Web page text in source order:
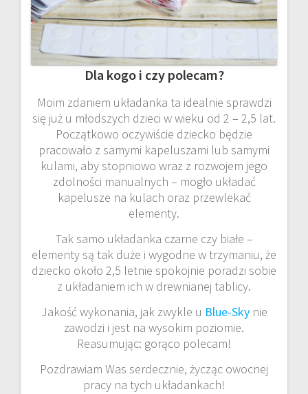
Dla kogo i czy polecam?
Moim zdaniem układanka ta idealnie sprawdzi
się już u młodszych dzieci w wieku od 2 – 2,5 lat.
Początkowo oczywiście dziecko będzie
pracowało z samymi kapeluszami lub samymi
kulami, aby stopniowo wraz z rozwojem jego
zdolności manualnych – mogło układać
kapelusze na kulach oraz przewlekać
elementy.
Tak samo układanka czarne czy białe –
elementy są tak duże i wygodne w trzymaniu, że
dziecko około 2,5 letnie spokojnie poradzi sobie
z układaniem ich w drewnianej tablicy.
Jakość wykonania, jak zwykle u Blue-Skynie
zawodzi i jest na wysokim poziomie.
Reasumując: gorąco polecam!
Pozdrawiam Was serdecznie, życząc owocnej
pracy na tych układankach!